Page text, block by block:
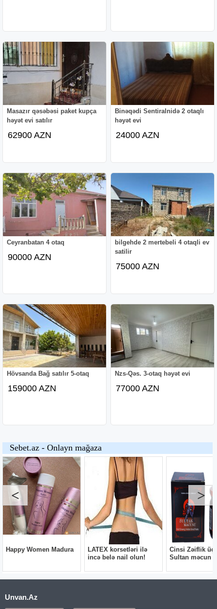
Masazır qəsəbəsi paket kupça
həyət evi satılır
62900 AZN
Binəqədi Sentiralnidə 2 otaqlı
həyət evi
24000 AZN
Ceyranbatan 4 otaq
90000 AZN
bilgehde 2 mertebeli 4 otaqli ev
satilir
75000 AZN
Hövsanda Bağ satılır 5-otaq
159000 AZN
Nzs-Qəs. 3-otaq həyət evi
77000 AZN
Unvan.Az